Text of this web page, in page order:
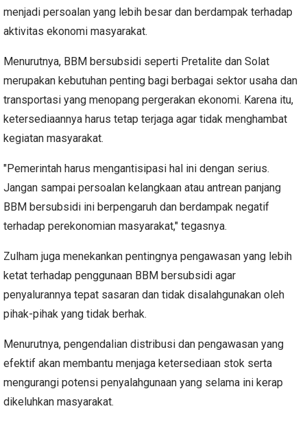
menjadi persoalan yang lebih besar dan berdampak terhadap
aktivitas ekonomi masyarakat.
Menurutnya, BBM bersubsidi seperti Pretalite dan Solat
merupakan kebutuhan penting bagi berbagai sektor usaha dan
transportasi yang menopang pergerakan ekonomi. Karena itu,
ketersediaannya harus tetap terjaga agar tidak menghambat
kegiatan masyarakat.
"Pemerintah harus mengantisipasi hal ini dengan serius.
Jangan sampai persoalan kelangkaan atau antrean panjang
BBM bersubsidi ini berpengaruh dan berdampak negatif
terhadap perekonomian masyarakat," tegasnya.
Zulham juga menekankan pentingnya pengawasan yang lebih
ketat terhadap penggunaan BBM bersubsidi agar
penyalurannya tepat sasaran dan tidak disalahgunakan oleh
pihak-pihak yang tidak berhak.
Menurutnya, pengendalian distribusi dan pengawasan yang
efektif akan membantu menjaga ketersediaan stok serta
mengurangi potensi penyalahgunaan yang selama ini kerap
dikeluhkan masyarakat.